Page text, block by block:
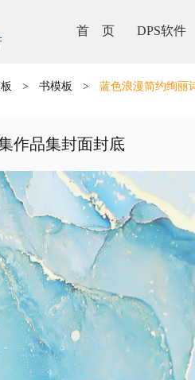
首 页 DPS软件
> 书模板 > 蓝色浪漫简约绚丽
作品集封面封底